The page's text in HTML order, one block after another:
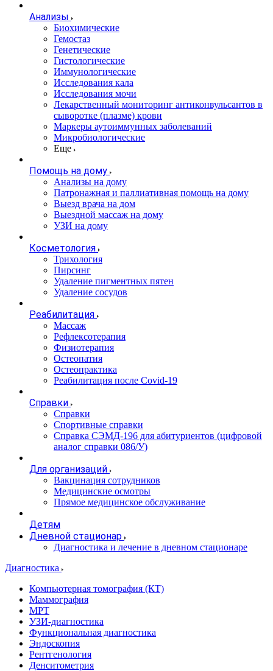
Анализы
Биохимические
Гемостаз
Генетические
Гистологические
Иммунологические
Исследования кала
Исследования мочи
Лекарственный мониторинг антиконвульсантов в
сыворотке (плазме) крови
Маркеры аутоиммунных заболеваний
Микробиологические
Еще
Помощь на дому
Анализы на дому
Патронажная и паллиативная помощь на дому
Выезд врача на дом
Выездной массаж на дому
УЗИ на дому
Косметология
Трихология
Пирсинг
Удаление пигментных пятен
Удаление сосудов
Реабилитация
Массаж
Рефлексотерапия
Физиотерапия
Остеопатия
Остеопрактика
Реабилитация после Covid-19
Справки
Справки
Спортивные справки
Справка СЭМД‑196 для абитуриентов (цифровой
аналог справки 086/У)
Для организаций
Вакцинация сотрудников
Медицинские осмотры
Прямое медицинское обслуживание
Детям
Дневной стационар
Диагностика и лечение в дневном стационаре
Диагностика
Компьютерная томография (КТ)
Маммография
МРТ
УЗИ-диагностика
Функциональная диагностика
Эндоскопия
Рентгенология
Денситометрия